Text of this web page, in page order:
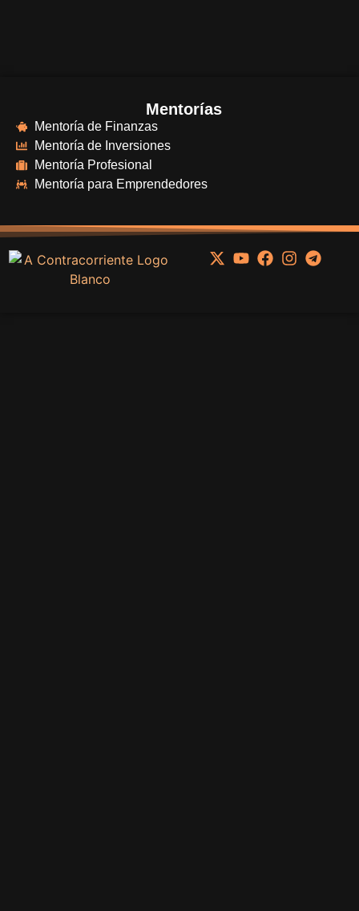
Mentorías
Mentoría de Finanzas
Mentoría de Inversiones
Mentoría Profesional
Mentoría para Emprendedores